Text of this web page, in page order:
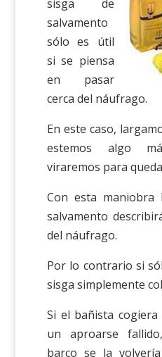
sisga de
salvamento
sólo es útil
si se piensa
en pasar
cerca del náufrago.
En este caso,
estemos algo
viraremos para
Con esta
salvamento
del náufrago.
Por lo contrario si
sisga simplemente
Si el bañista
un aproarse
barco se la